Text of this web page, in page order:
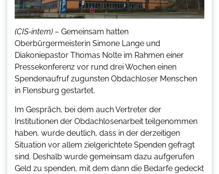
(CIS-intern) – Gemeinsam hatten
Oberbürgermeisterin Simone Lange und
Diakoniepastor Thomas Nolte im Rahmen einer
Pressekonferenz vor rund drei Wochen einen
Spendenaufruf zugunsten Obdachloser Menschen
in Flensburg gestartet.
Im Gespräch, bei dem auch Vertreter der
Institutionen der Obdachlosenarbeit teilgenommen
haben, wurde deutlich, dass in der derzeitigen
Situation vor allem zielgerichtete Spenden gefragt
sind. Deshalb wurde gemeinsam dazu aufgerufen
Geld zu spenden, mit dem dann die Bedarfe gedeckt